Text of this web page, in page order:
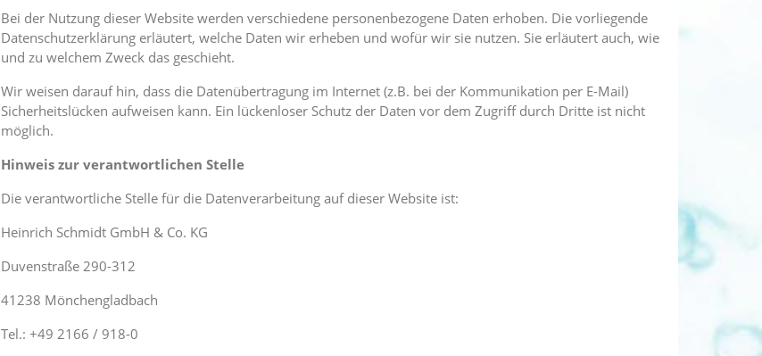
Bei der Nutzung dieser Website werden verschiedene personenbezogene Daten erhoben. Die vorliegende
Datenschutzerklärung erläutert, welche Daten wir erheben und wofür wir sie nutzen. Sie erläutert auch, wie
und zu welchem Zweck das geschieht.
Wir weisen darauf hin, dass die Datenübertragung im Internet (z.B. bei der Kommunikation per E-Mail)
Sicherheitslücken aufweisen kann. Ein lückenloser Schutz der Daten vor dem Zugriff durch Dritte ist nicht
möglich.
Hinweis zur verantwortlichen Stelle
Die verantwortliche Stelle für die Datenverarbeitung auf dieser Website ist:
Heinrich Schmidt GmbH & Co. KG
Duvenstraße 290-312
41238 Mönchengladbach
Tel.: +49 2166 / 918-0